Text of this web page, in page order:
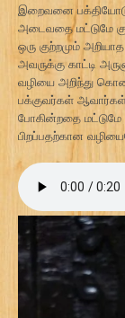
இறைவனை
அடைவதை மட்டுமே
ஒரு குற்றமும்
அவருக்கு காட்டி
வழியை அறிந்து
பக்குவர்கள்
போகின்றதை
பிறப்பதற்கான